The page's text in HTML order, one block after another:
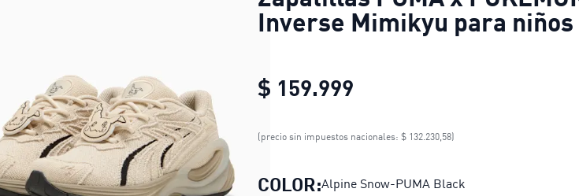
Inverse Mimikyu para niños
$ 159.999
Zapatillas PUMA x
(precio sin impuestos nacionales: $ 132.230,58)
COLOR:Alpine Snow-PUMA Black